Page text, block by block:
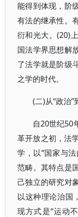
能得到体现，阶
有法的继承性。
衍和光大。(20)
国法学界思想解
了法学就是阶级
之学的时代。
(二)从“政治”
自20世纪50
革开放之初，法
学，以“国家与
范畴。其特点是
己独立的研究对
以这种理论治国
现方式是“运动